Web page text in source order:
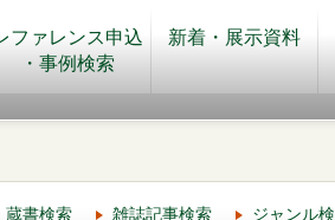
ファレンス申込
・事例検索
新着・展示資料
蔵書検索 雑誌記事検索 ジャンル